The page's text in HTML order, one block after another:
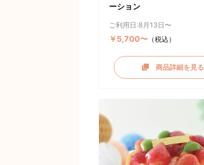
ーション
ご利用日:8月13日〜
￥5,700〜 （税込）
商品詳細を見る